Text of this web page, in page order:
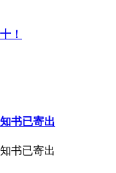
！
书已寄出
书已寄出